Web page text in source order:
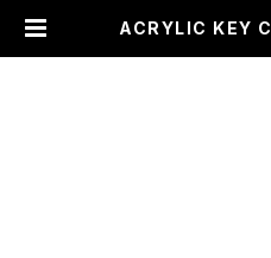
ACRYLIC KEY